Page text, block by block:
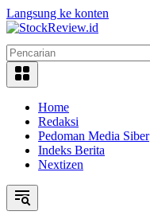
Langsung ke konten
Home
Redaksi
Pedoman Media Siber
Indeks Berita
Nextizen